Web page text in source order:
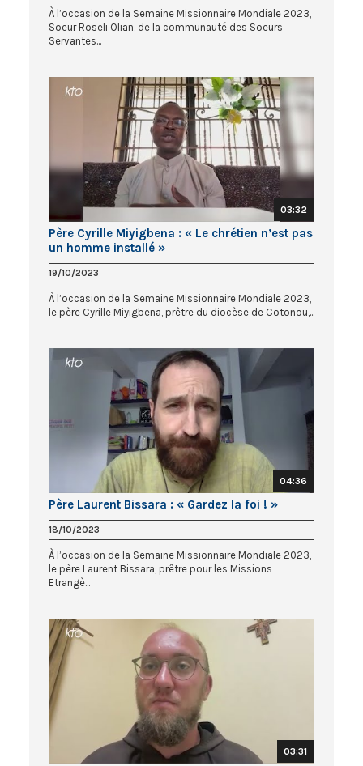
À l’occasion de la Semaine Missionnaire Mondiale 2023,
Soeur Roseli Olian, de la communauté des Soeurs
Servantes...
03:32
Père Cyrille Miyigbena : « Le chrétien n’est pas
un homme installé »
19/10/2023
À l’occasion de la Semaine Missionnaire Mondiale 2023,
le père Cyrille Miyigbena, prêtre du diocèse de Cotonou,...
04:36
Père Laurent Bissara : « Gardez la foi ! »
18/10/2023
À l’occasion de la Semaine Missionnaire Mondiale 2023,
le père Laurent Bissara, prêtre pour les Missions
Etrangè...
03:31